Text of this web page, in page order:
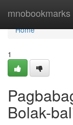
mnobookmarks
Home
Home
1
Bolak-